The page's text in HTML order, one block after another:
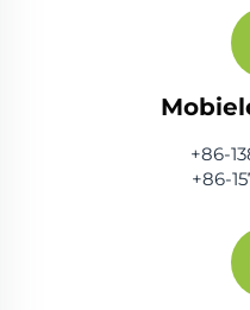
+86-
+86-